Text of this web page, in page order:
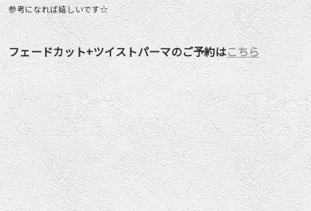
参考になれば嬉しいです☆
フェードカット+ツイストパーマのご予約はこちら